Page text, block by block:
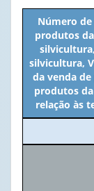
Número
produtos
silvicultura,
da venda
produtos
relação às